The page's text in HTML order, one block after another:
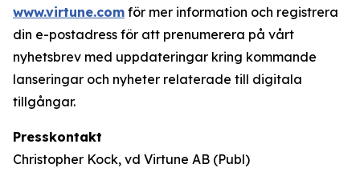
www.virtune.com för mer information och registrera
din e-postadress för att prenumerera på vårt
nyhetsbrev med uppdateringar kring kommande
lanseringar och nyheter relaterade till digitala
tillgångar.
Presskontakt
Christopher Kock, vd Virtune AB (Publ)